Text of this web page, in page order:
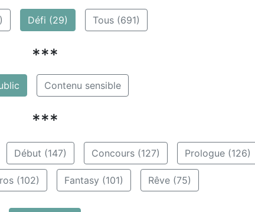
Défi (29) Tous (691)
***
Contenu sensible
***
Début (147) Concours (127) Prologue (126)
(102) Fantasy (101) Rêve (75)